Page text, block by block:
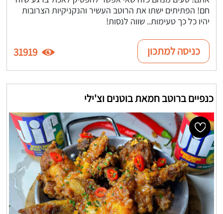
חם! הפתיתים ישתו את הרוטב העשיר והנקניקיות הצרובות
יהיו כל כך טעימות.. שווה לנסות!
כניסה למתכון 31919
כנפיים ברוטב חמאת בוטנים וצ'ילי